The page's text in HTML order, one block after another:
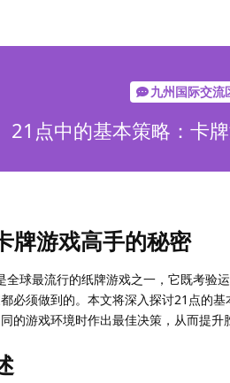
九州国际交流
21点中的基本策略：卡
牌游戏高手的秘密
球最流行的纸牌游戏之一，它既考验
必须做到的。本文将深入探讨21点的
的游戏环境时作出最佳决策，从而提升